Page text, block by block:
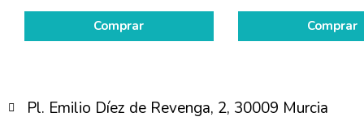
Comprar Comprar
Pl. Emilio Díez de Revenga, 2, 30009 Murcia